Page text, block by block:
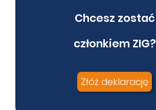
Chcesz zostać
członkiem ZIG?
Złóż deklarację